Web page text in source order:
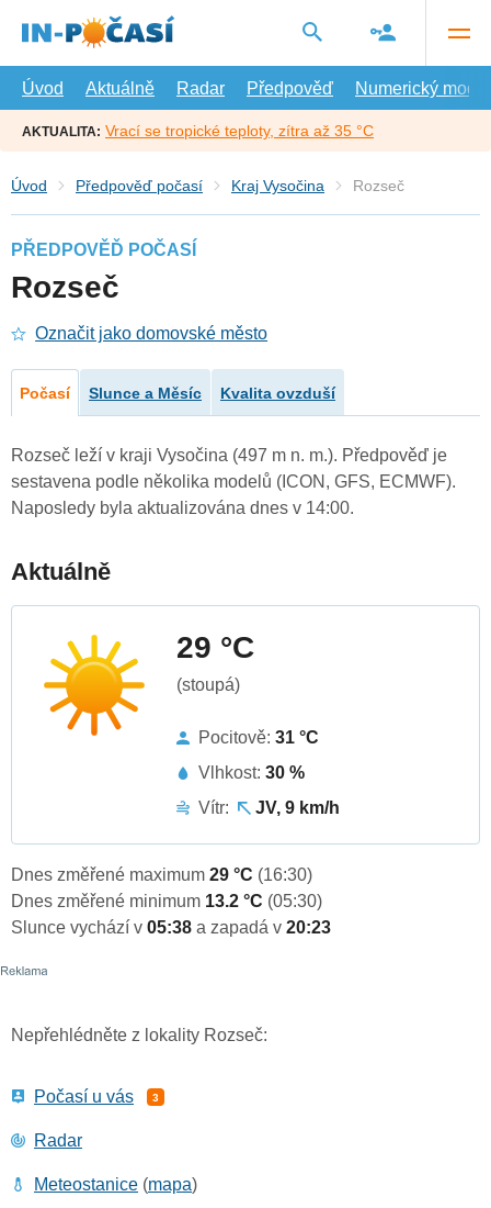
hlavní
Úvod
Aktuálně Radar Předpověď Numerický model
AKTUALITA: Vrací se tropické teploty, zítra až 35 °C
Úvod Předpověď počasí Kraj Vysočina Rozseč
PŘEDPOVĚĎ POČASÍ
Rozseč
Označit jako domovské město
Počasí Slunce a Měsíc Kvalita ovzduší
Rozseč leží v kraji Vysočina (497 m n. m.). Předpověď je
sestavena podle několika modelů (ICON, GFS, ECMWF).
Naposledy byla aktualizována dnes v 14:00.
Aktuálně
29 °C
(stoupá)
Pocitově: 31 °C
Vlhkost: 30 %
Vítr:
JV, 9 km/h
Dnes změřené maximum 29 °C (16:30)
Dnes změřené minimum 13.2 °C (05:30)
Slunce vychází v 05:38 a zapadá v 20:23
Nepřehlédněte z lokality Rozseč:
Počasí u vás 3
Radar
Meteostanice (mapa)